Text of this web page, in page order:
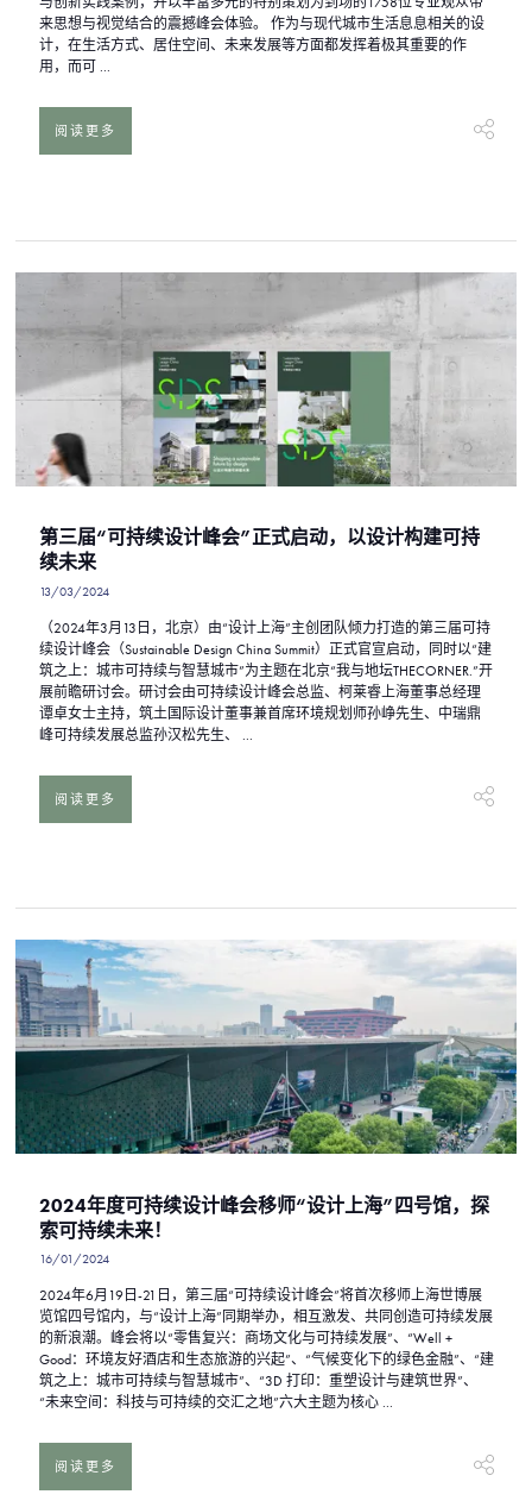
来思想与视觉结合的震撼峰会体验。 作为与现代城市生活息息相关的设
计，在生活方式、居住空间、未来发展等方面都发挥着极其重要的作
用，而可 ...
阅读更多
第三届“可持续设计峰会”正式启动，以设计构建可持
续未来
13/03/2024
（2024年3月13日，北京）由“设计上海”主创团队倾力打造的第三届可持
续设计峰会（Sustainable Design China Summit）正式官宣启动，同时以“建
筑之上：城市可持续与智慧城市”为主题在北京“我与地坛THECORNER.”开
展前瞻研讨会。研讨会由可持续设计峰会总监、柯莱睿上海董事总经理
谭卓女士主持，筑土国际设计董事兼首席环境规划师孙峥先生、中瑞鼎
峰可持续发展总监孙汉松先生、 ...
阅读更多
2024年度可持续设计峰会移师“设计上海”四号馆，探
索可持续未来！
16/01/2024
2024年6月19日-21日，第三届“可持续设计峰会”将首次移师上海世博展
览馆四号馆内，与“设计上海”同期举办，相互激发、共同创造可持续发展
的新浪潮。峰会将以“零售复兴：商场文化与可持续发展”、“Well +
Good：环境友好酒店和生态旅游的兴起”、“气候变化下的绿色金融”、“建
筑之上：城市可持续与智慧城市”、“3D 打印：重塑设计与建筑世界”、
“未来空间：科技与可持续的交汇之地”六大主题为核心 ...
阅读更多